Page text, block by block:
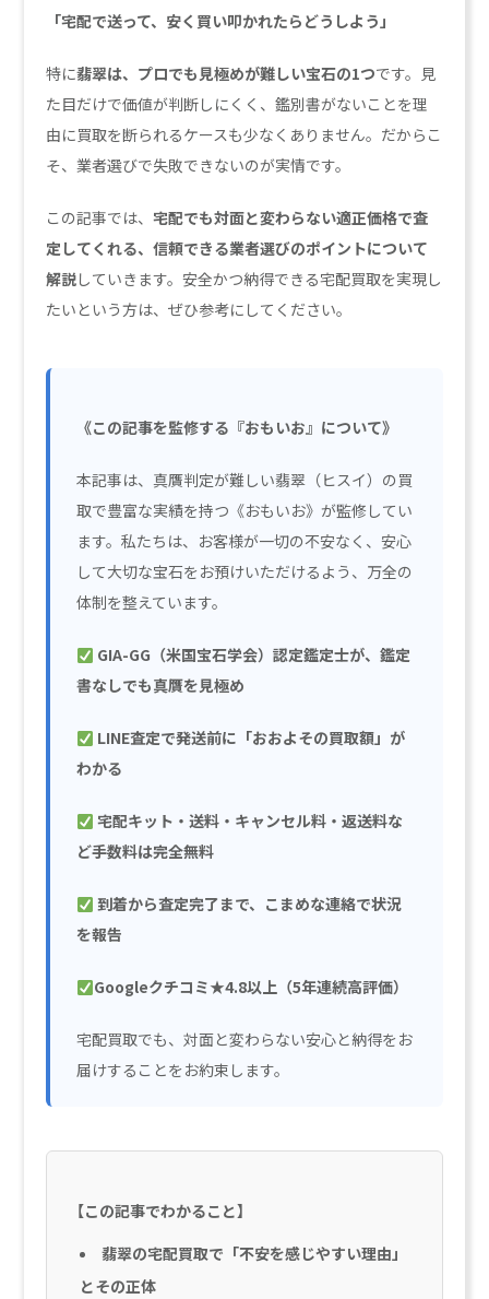
「宅配で送って、安く買い叩かれたらどうしよう」
特に翡翠は、プロでも見極めが難しい宝石の1つです。見
た目だけで価値が判断しにくく、鑑別書がないことを理
由に買取を断られるケースも少なくありません。だからこ
そ、業者選びで失敗できないのが実情です。
この記事では、宅配でも対面と変わらない適正価格で査
定してくれる、信頼できる業者選びのポイントについて
解説していきます。安全かつ納得できる宅配買取を実現し
たいという方は、ぜひ参考にしてください。
《この記事を監修する『おもいお』について》
本記事は、真贋判定が難しい翡翠（ヒスイ）の買
取で豊富な実績を持つ《おもいお》が監修してい
ます。私たちは、お客様が一切の不安なく、安心
して大切な宝石をお預けいただけるよう、万全の
体制を整えています。
GIA-GG（米国宝石学会）認定鑑定士が、鑑定
書なしでも真贋を見極め
LINE査定で発送前に「おおよその買取額」が
わかる
宅配キット・送料・キャンセル料・返送料な
ど手数料は完全無料
到着から査定完了まで、こまめな連絡で状況
を報告
Googleクチコミ★4.8以上（5年連続高評価）
宅配買取でも、対面と変わらない安心と納得をお
届けすることをお約束します。
【この記事でわかること】
翡翠の宅配買取で「不安を感じやすい理由」
とその正体